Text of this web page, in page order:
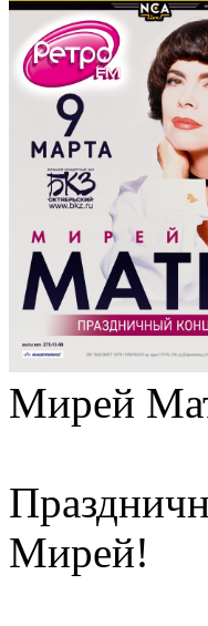
Мирей
Мирей!